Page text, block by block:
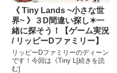
《 Tiny Lands ~小さな世
界~ 》３D間違い探し✶一
緒に探そう！【ゲーム実況
/ リッピーDファミリー】
リッピーDファミリーのディーン
です！今回は《Tiny L[続きを読
む]